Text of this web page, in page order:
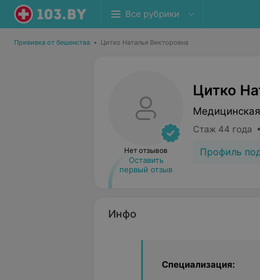
Все рубрики
Прививка от бешенства • Цитко Наталья Викторовна
Нет отзывов
Оставить
первый отзыв
Цитко
Стаж 44 года
Профиль
Инфо
Специализация: